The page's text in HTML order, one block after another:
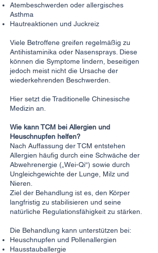
Atembeschwerden oder allergisches
Asthma
Hautreaktionen und Juckreiz
Viele Betroffene greifen regelmäßig zu
Antihistaminika oder Nasensprays. Diese
können die Symptome lindern, beseitigen
jedoch meist nicht die Ursache der
wiederkehrenden Beschwerden.
Hier setzt die Traditionelle Chinesische
Medizin an.
Wie kann TCM bei Allergien und
Heuschnupfen helfen?
Nach Auffassung der TCM entstehen
Allergien häufig durch eine Schwäche der
Abwehrenergie („Wei-Qi“) sowie durch
Ungleichgewichte der Lunge, Milz und
Nieren.
Ziel der Behandlung ist es, den Körper
langfristig zu stabilisieren und seine
natürliche Regulationsfähigkeit zu stärken.
Die Behandlung kann unterstützen bei:
Heuschnupfen und Pollenallergien
Hausstauballergie